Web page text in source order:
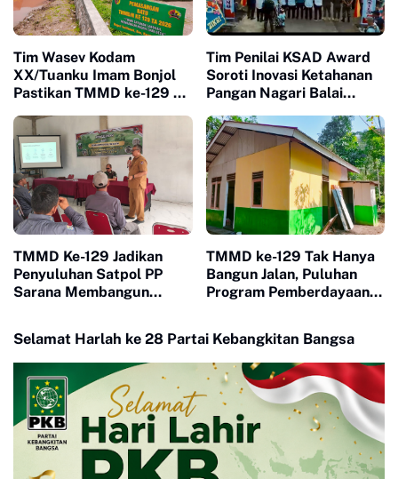
Tim Wasev Kodam
XX/Tuanku Imam Bonjol
Pastikan TMMD ke-129 di
Sasaran dan Berkualitas
Tim Penilai KSAD Award
Soroti Inovasi Ketahanan
Pangan Nagari Balai
Warga Jadi Nilai Utama
TMMD Ke-129 Jadikan
Penyuluhan Satpol PP
Sarana Membangun
TMMD ke-129 Tak Hanya
Bangun Jalan, Puluhan
Program Pemberdayaan
Selamat Harlah ke 28 Partai Kebangkitan Bangsa